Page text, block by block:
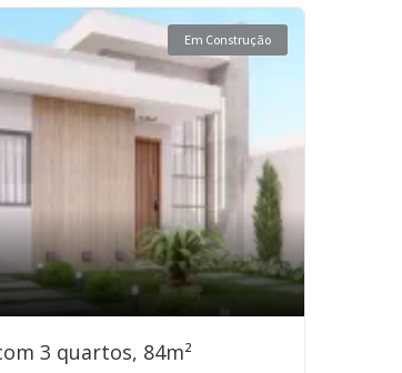
Em Construção
3 quartos, 84m²